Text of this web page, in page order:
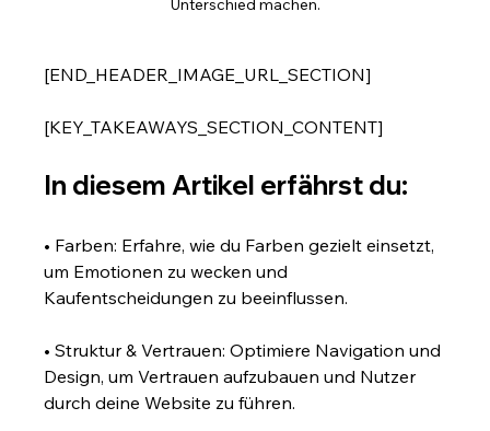
Unterschied machen.
[END_HEADER_IMAGE_URL_SECTION]
[KEY_TAKEAWAYS_SECTION_CONTENT]
In diesem Artikel erfährst du:
• Farben: Erfahre, wie du Farben gezielt einsetzt,
um Emotionen zu wecken und
Kaufentscheidungen zu beeinflussen.
• Struktur & Vertrauen: Optimiere Navigation und
Design, um Vertrauen aufzubauen und Nutzer
durch deine Website zu führen.